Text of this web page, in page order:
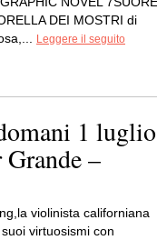
DEI MOSTRI di
Leggere il seguito
1 luglio
–
violinista californiana
virtuosismi con